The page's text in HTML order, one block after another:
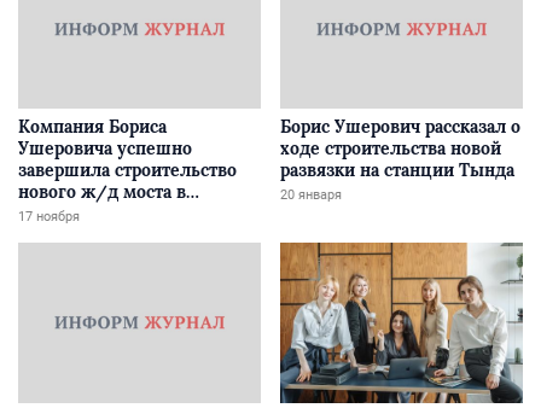
Компания Бориса
Ушеровича успешно
завершила строительство
нового ж/д моста в
Забайкалье
17 ноября
Борис Ушерович рассказал о
ходе строительства новой
развязки на станции Тында
20 января